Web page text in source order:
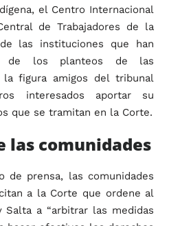
el Centro Internacional
de Trabajadores de la
las instituciones que han
de los planteos de las
la figura amigos del tribunal
interesados aportar su
que se tramitan en la Corte.
las comunidades
de prensa, las comunidades
a la Corte que ordene al
Salta a “arbitrar las medidas